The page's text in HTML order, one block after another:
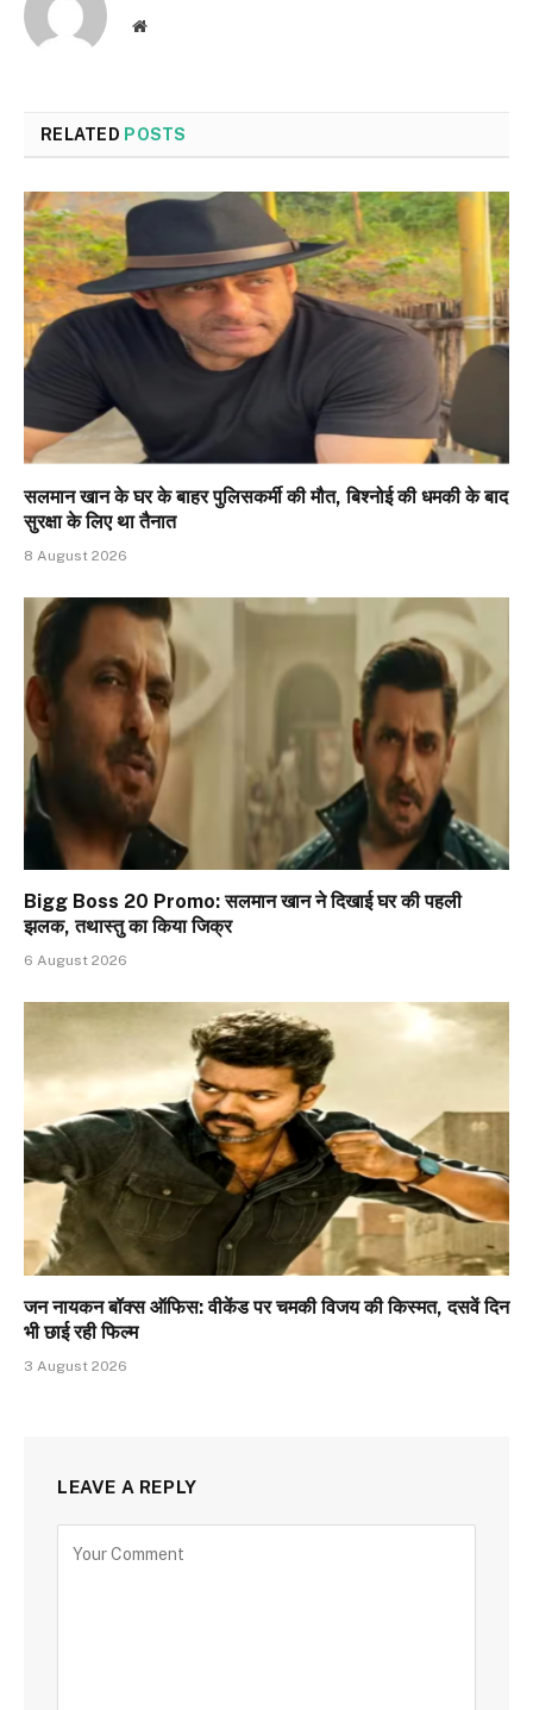
Website
RELATED POSTS
सलमान खान के घर के बाहर पुलिसकर्मी की मौत, बिश्नोई की धमकी के बाद
सुरक्षा के लिए था तैनात
8 August 2026
Bigg Boss 20 Promo: सलमान खान ने दिखाई घर की पहली
झलक, तथास्तु का किया जिक्र
6 August 2026
जन नायकन बॉक्स ऑफिस: वीकेंड पर चमकी विजय की किस्मत, दसवें दिन
भी छाई रही फिल्म
3 August 2026
LEAVE A REPLY